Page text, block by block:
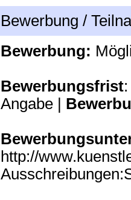
Bewerbung /
Bewerbung:
Bewerbungsfrist
Angabe |
http://